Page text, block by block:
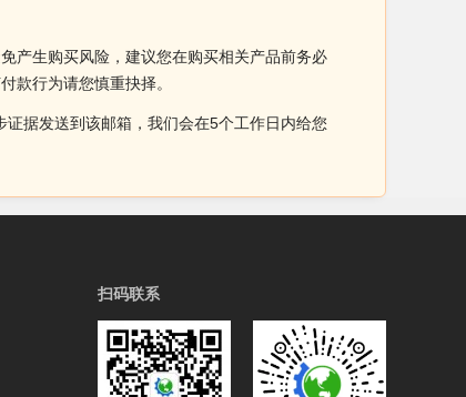
产生购买风险，建议您在购买相关产品前务必
款行为请您慎重抉择。
据发送到该邮箱，我们会在5个工作日内给您
扫码联系